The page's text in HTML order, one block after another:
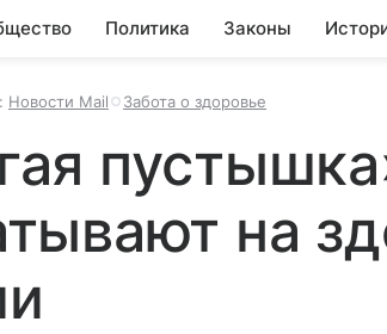
Политика Законы
Новости Mail Забота о здоровье
на